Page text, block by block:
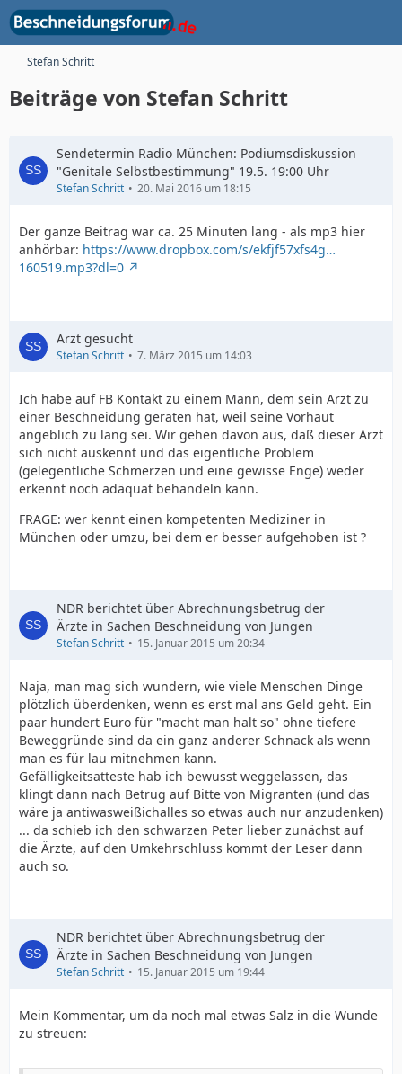
Stefan Schritt
Beiträge von Stefan Schritt
Sendetermin Radio München: Podiumsdiskussion
"Genitale Selbstbestimmung" 19.5. 19:00 Uhr
Stefan Schritt 20. Mai 2016 um 18:15
Der ganze Beitrag war ca. 25 Minuten lang - als mp3 hier
anhörbar: https://www.dropbox.com/s/ekfjf57xfs4g…
160519.mp3?dl=0
Arzt gesucht
Stefan Schritt 7. März 2015 um 14:03
Ich habe auf FB Kontakt zu einem Mann, dem sein Arzt zu
einer Beschneidung geraten hat, weil seine Vorhaut
angeblich zu lang sei. Wir gehen davon aus, daß dieser Arzt
sich nicht auskennt und das eigentliche Problem
(gelegentliche Schmerzen und eine gewisse Enge) weder
erkennt noch adäquat behandeln kann.
FRAGE: wer kennt einen kompetenten Mediziner in
München oder umzu, bei dem er besser aufgehoben ist ?
NDR berichtet über Abrechnungsbetrug der
Ärzte in Sachen Beschneidung von Jungen
Stefan Schritt 15. Januar 2015 um 20:34
Naja, man mag sich wundern, wie viele Menschen Dinge
plötzlich überdenken, wenn es erst mal ans Geld geht. Ein
paar hundert Euro für "macht man halt so" ohne tiefere
Beweggründe sind da ein ganz anderer Schnack als wenn
man es für lau mitnehmen kann.
Gefälligkeitsatteste hab ich bewusst weggelassen, das
klingt dann nach Betrug auf Bitte von Migranten (und das
wäre ja antiwasweißichalles so etwas auch nur anzudenken)
... da schieb ich den schwarzen Peter lieber zunächst auf
die Ärzte, auf den Umkehrschluss kommt der Leser dann
auch so.
NDR berichtet über Abrechnungsbetrug der
Ärzte in Sachen Beschneidung von Jungen
Stefan Schritt 15. Januar 2015 um 19:44
Mein Kommentar, um da noch mal etwas Salz in die Wunde
zu streuen: